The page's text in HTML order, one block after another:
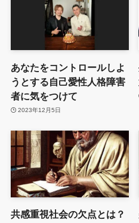
あなたをコントロールしよ
うとする自己愛性人格障害
者に気をつけて
2023年12月5日
共感重視社会の欠点とは？